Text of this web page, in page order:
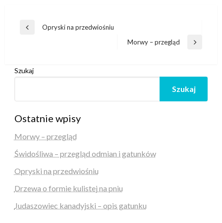
Nawigacja
Poprzedni
Opryski na przedwiośniu
Następny
Morwy – przegląd
Szukaj
Szukaj
Ostatnie wpisy
Morwy – przegląd
Świdośliwa – przegląd odmian i gatunków
Opryski na przedwiośniu
Drzewa o formie kulistej na pniu
Judaszowiec kanadyjski – opis gatunku